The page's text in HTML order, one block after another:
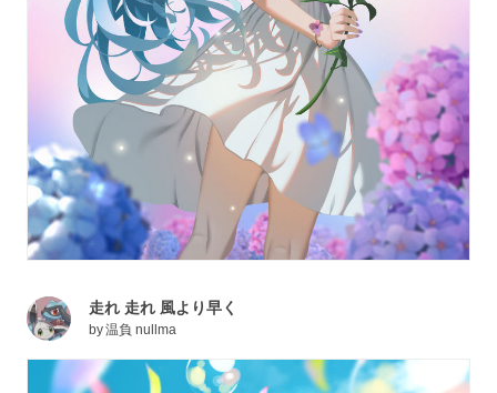
走れ 走れ 風より早く
by温負 nullma